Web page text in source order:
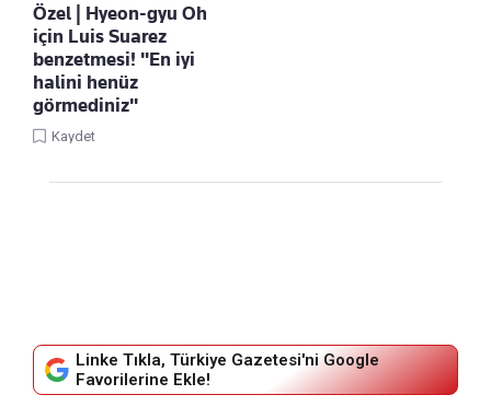
Özel | Hyeon-gyu Oh
için Luis Suarez
benzetmesi! "En iyi
halini henüz
görmediniz"
Kaydet
Linke Tıkla, Türkiye Gazetesi'ni Google
Favorilerine Ekle!